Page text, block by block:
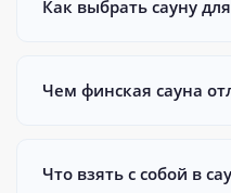
Как выбрать сауну
Чем финская сауна
Что взять с собой в